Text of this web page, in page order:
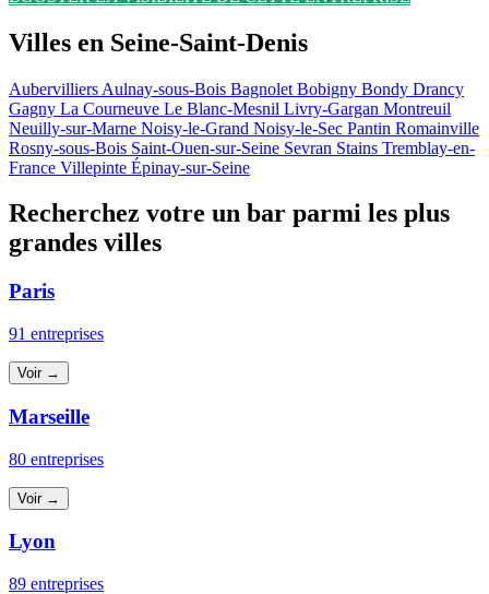
Villes en Seine-Saint-Denis
Aubervilliers Aulnay-sous-Bois Bagnolet Bobigny Bondy Drancy
Gagny La Courneuve Le Blanc-Mesnil Livry-Gargan Montreuil
Neuilly-sur-Marne Noisy-le-Grand Noisy-le-Sec Pantin Romainville
Rosny-sous-Bois Saint-Ouen-sur-Seine Sevran Stains Tremblay-en-
France Villepinte Épinay-sur-Seine
Recherchez votre un bar parmi les plus
grandes villes
Paris
91 entreprises
Voir →
Marseille
80 entreprises
Voir →
Lyon
89 entreprises